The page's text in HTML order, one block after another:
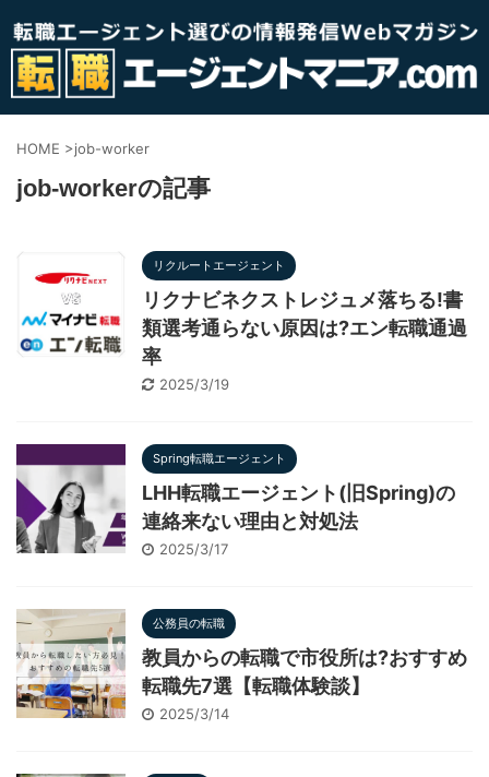
HOME >job-worker
job-workerの記事
リクルートエージェント
リクナビネクストレジュメ落ちる!書
類選考通らない原因は?エン転職通過
率
2025/3/19
Spring転職エージェント
LHH転職エージェント(旧Spring)の
連絡来ない理由と対処法
2025/3/17
公務員の転職
教員からの転職で市役所は?おすすめ
転職先7選【転職体験談】
2025/3/14